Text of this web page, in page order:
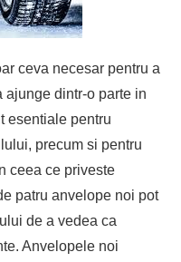
ceva necesar pentru a
ajunge dintr-o parte in
esentiale pentru
precum si pentru
ceea ce priveste
patru anvelope noi pot
de a vedea ca
Anvelopele noi